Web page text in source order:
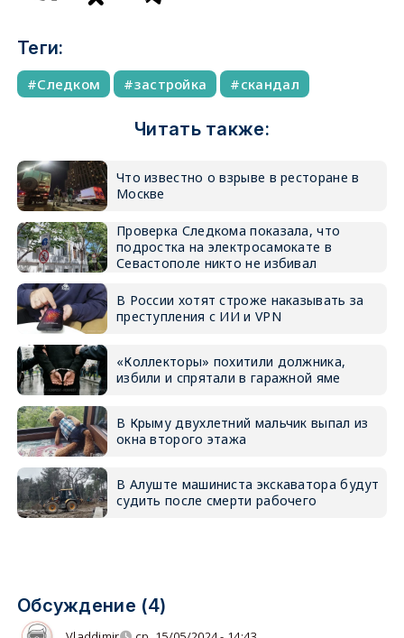
Теги:
Следком застройка скандал
Читать также:
Что известно о взрыве в ресторане в
Москве
Проверка Следкома показала, что
подростка на электросамокате в
Севастополе никто не избивал
В России хотят строже наказывать за
преступления с ИИ и VPN
«Коллекторы» похитили должника,
избили и спрятали в гаражной яме
В Крыму двухлетний мальчик выпал из
окна второго этажа
В Алуште машиниста экскаватора будут
судить после смерти рабочего
Обсуждение (4)